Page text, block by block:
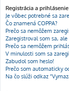
Registrácia a prihlásenie
Je vôbec potrebné sa
Čo znamená COPPA?
Prečo sa nemôžem
Zaregistroval som sa,
Prečo sa nemôžem
V minulosti som sa
Zabudol som heslo!
Prečo som automaticky
Na čo slúži odkaz